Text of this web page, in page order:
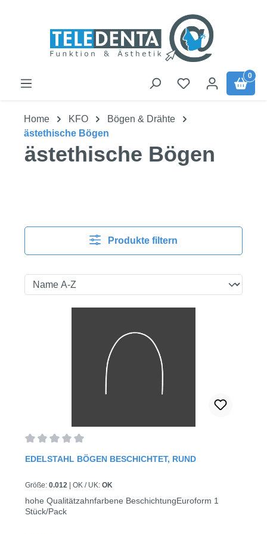
0
Home KFO
Bögen & Drähte
ästethische Bögen
ästethische Bögen
Produkte filtern
Durchschnittliche Bewertung von 0 von 5 Sternen
EDELSTAHL BÖGEN BESCHICHTET, RUND
Größe: 0.012 OK / UK: OK
hohe Qualitätzahnfarbene BeschichtungEuroform 1
Stück/Pack